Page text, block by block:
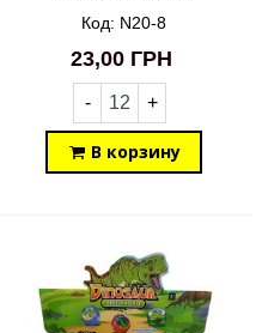
Кристалл N20-8
Код: N20-8
23,00 ГРН
- +
В корзину